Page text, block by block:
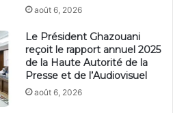
août 6, 2026
Le Président Ghazouani
reçoit le rapport annuel 2025
de la Haute Autorité de la
Presse et de l’Audiovisuel
août 6, 2026